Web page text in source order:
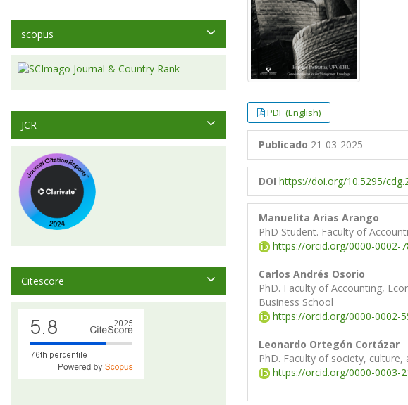
PDF (English)
Publicado 21-03-2025
DOI https://doi.org/10.5295/
Manuelita Arias Arango
PhD Student. Faculty of
https://orcid.org/0000-0002-
Carlos Andrés Osorio
PhD. Faculty of Accounting,
Business School
https://orcid.org/0000-0002-
Leonardo Ortegón Cortázar
PhD. Faculty of society,
https://orcid.org/0000-0003-
scopus
JCR
Citescore